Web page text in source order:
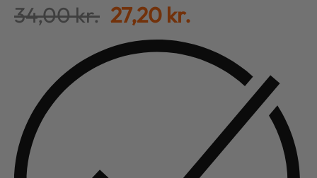
34,00kr. 27,20 kr.